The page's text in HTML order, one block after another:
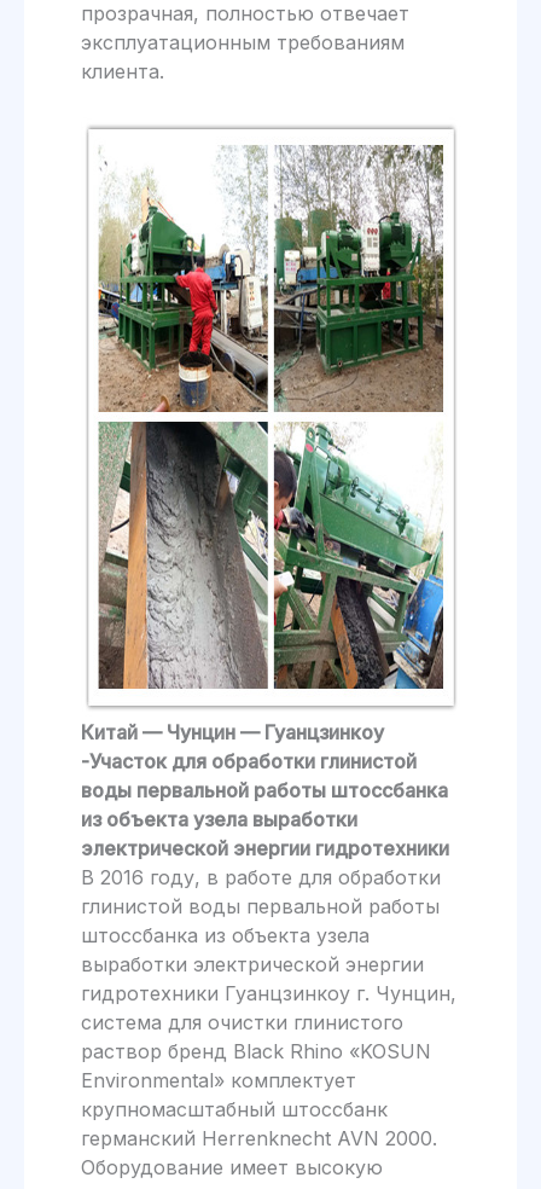
прозрачная, полностью отвечает
эксплуатационным требованиям
клиента.
Китай — Чунцин — Гуанцзинкоу
-Участок для обработки глинистой
воды первальной работы штоссбанка
из объекта узела выработки
электрической энергии гидротехники
В 2016 году, в работе для обработки
глинистой воды первальной работы
штоссбанка из объекта узела
выработки электрической энергии
гидротехники Гуанцзинкоу г. Чунцин,
система для очистки глинистого
раствор бренд Black Rhino «KOSUN
Environmental» комплектует
крупномасштабный штоссбанк
германский Herrenknecht AVN 2000.
Оборудование имеет высокую